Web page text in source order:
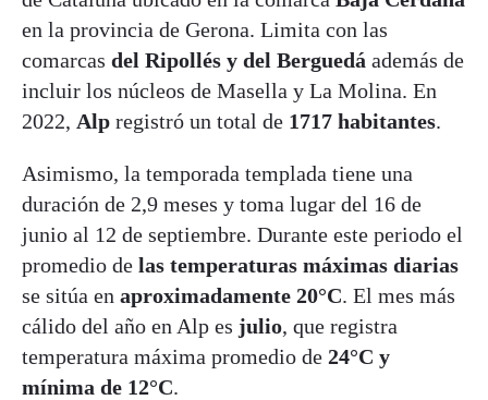
en la provincia de Gerona. Limita con las
comarcas del Ripollés y del Berguedá además de
incluir los núcleos de Masella y La Molina. En
2022, Alp registró un total de 1717 habitantes.
Asimismo, la temporada templada tiene una
duración de 2,9 meses y toma lugar del 16 de
junio al 12 de septiembre. Durante este periodo el
promedio de las temperaturas máximas diarias
se sitúa en aproximadamente 20°C. El mes más
cálido del año en Alp es julio, que registra
temperatura máxima promedio de 24°C y
mínima de 12°C.